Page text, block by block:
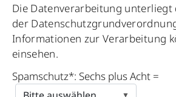
Die Datenverarbeitung unterliegt
der
Informationen zur Verarbeitung
einsehen.
Spamschutz*: Sechs plus Acht =